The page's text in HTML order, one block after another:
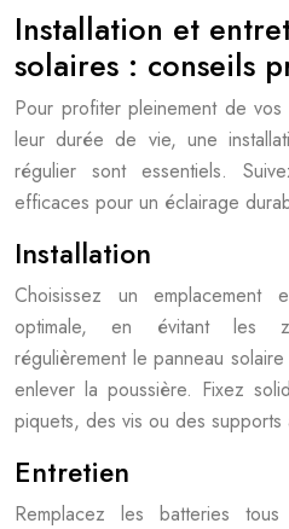
Installation et
solaires : conseils
Pour profiter pleinement de
leur durée de vie, une
régulier sont essentiels.
efficaces pour un éclairage
Installation
Choisissez un emplacement
optimale, en évitant les
régulièrement le panneau
enlever la poussière. Fixez
piquets, des vis ou des supports
Entretien
Remplacez les batteries